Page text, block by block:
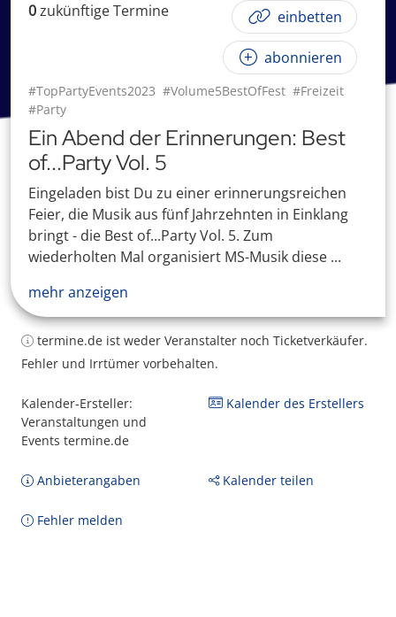
0zukünftigeTermine einbetten
abonnieren
#TopPartyEvents2023 #Volume5BestOfFest #Freizeit
#Party
Ein Abend der Erinnerungen: Best
of...Party Vol. 5
Eingeladen bist Du zu einer erinnerungsreichen
Feier, die Musik aus fünf Jahrzehnten in Einklang
bringt - die Best of...Party Vol. 5. Zum
wiederholten Mal organisiert MS-Musik diese ...
mehr anzeigen
termine.de ist weder Veranstalter noch Ticketverkäufer.
Fehler und Irrtümer vorbehalten.
Kalender-Ersteller:
Veranstaltungen und
Events termine.de
Kalender des Erstellers
Anbieterangaben Kalender teilen
Fehler melden